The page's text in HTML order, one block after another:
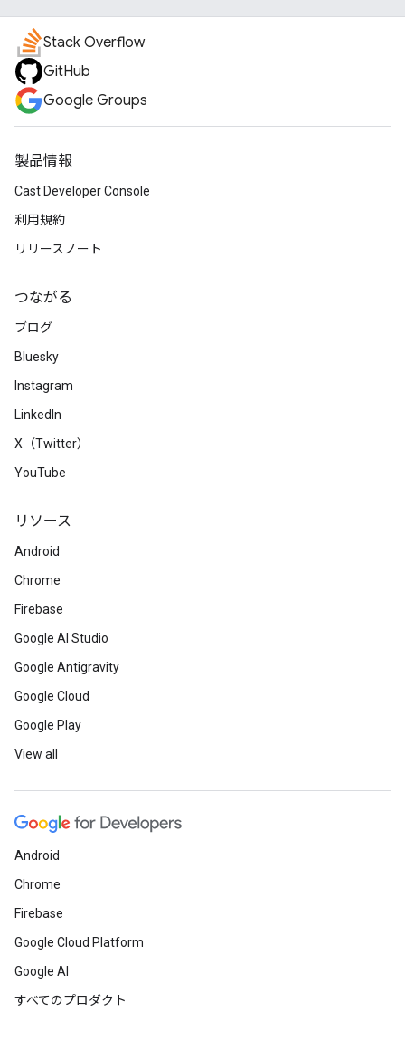
Stack Overflow
GitHub
Google Groups
製品情報
Cast Developer Console
利用規約
リリースノート
つながる
ブログ
Bluesky
Instagram
LinkedIn
X（Twitter）
YouTube
リソース
Android
Chrome
Firebase
Google AI Studio
Google Antigravity
Google Cloud
Google Play
View all
Android
Chrome
Firebase
Google Cloud Platform
Google AI
すべてのプロダクト